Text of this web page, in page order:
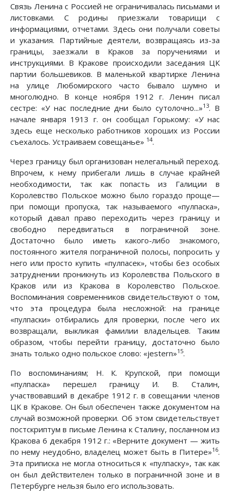
Связь Ленина с Россией не ограничивалась письмами и
листовками. С родины приезжали товарищи с
информациями, отчетами. Здесь они получали советы
и указания. Партийные деятели, возвращаясь из-за
границы, заезжали в Краков за поручениями и
инструкциями. В Кракове происходили заседания ЦК
партии большевиков. В маленькой квартирке Ленина
на улице Любомирского часто бывало шумно и
многолюдно. В конце ноября 1912 г. Ленин писал
сестре: «У нас последние дни было сутолочно...»13. В
начале января 1913 г. он сообщал Горькому: «У нас
здесь еще несколько работников хороших из России
съехалось. Устраиваем совещанье» 14.
Через границу был организован нелегальный переход.
Впрочем, к нему прибегали лишь в случае крайней
необходимости, так как попасть из Галиции в
Королевство Польское можно было гораздо проще—
при помощи пропуска, так называемого «пулпаска»,
который давал право переходить через границу и
свободно передвигаться в пограничной зоне.
Достаточно было иметь какого-либо знакомого,
постоянного жителя пограничной полосы, попросить у
него или просто купить «пулпасек», чтобы без особых
затруднении проникнуть из Королевства Польского в
Краков или из Кракова в Королевство Польское.
Воспоминания современников свидетельствуют о том,
что эта процедура была несложной: на границе
«пулпаски» отбирались для проверки, после чего их
возвращали, выкликая фамилии владельцев. Таким
образом, чтобы перейти границу, достаточно было
знать только одно польское слово: «jestern»15.
По воспоминаниям; Н. К. Крупской, при помощи
«пулпаска» перешел границу И. В. Сталин,
участвовавший в декабре 1912 г. в совещании членов
ЦК в Кракове. Он был обеспечен также документом на
случай возможной проверки. Об этом свидетельствует
постскриптум в письме Ленина к Сталину, посланном из
Кракова 6 декабря 1912 г.: «Верните документ — жить
по нему неудобно, владелец может быть в Питере»16.
Эта приписка не могла относиться к «пулпаску», так как
он был действителен только в пограничной зоне и в
Петербурге нельзя было его использовать.